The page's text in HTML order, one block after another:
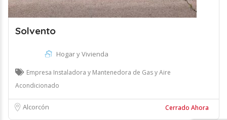
Solvento
Hogar y Vivienda
Empresa Instaladora y Mantenedora de Gas y Aire
Acondicionado
Alcorcón Cerrado Ahora